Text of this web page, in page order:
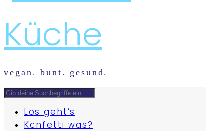
vegan. bunt. gesund.
Los geht’s
Konfetti was?